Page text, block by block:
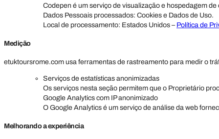
Codepen é um serviço de visualização e hospedagem
Dados Pessoais processados: Cookies e Dados de Uso.
Local de processamento: Estados Unidos – Política de
Medição
etuktoursrome.com usa ferramentas de rastreamento para medir o
Serviços de estatísticas anonimizadas
Os serviços nesta seção permitem que o Proprietário
Google Analytics com IP anonimizado
O Google Analytics é um serviço de análise da web
Melhorando a experiência